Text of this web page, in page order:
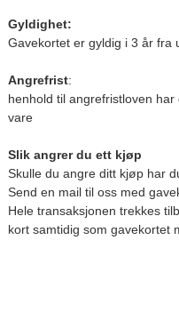
Gyldighet:
Gavekortet er gyldig i 3 år fra
Angrefrist:
henhold til angrefristloven
vare
Slik angrer du ett kjøp
Skulle du angre ditt kjøp har
Send en mail til oss med
Hele transaksjonen trekkes
kort samtidig som gavekortet